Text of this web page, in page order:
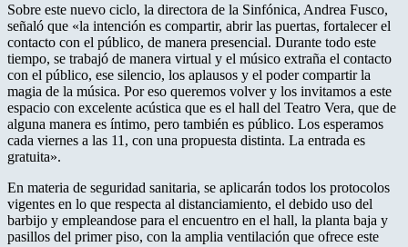
Sobre este nuevo ciclo, la directora de la Sinfónica, Andrea Fusco,
señaló que «la intención es compartir, abrir las puertas, fortalecer el
contacto con el público, de manera presencial. Durante todo este
tiempo, se trabajó de manera virtual y el músico extraña el contacto
con el público, ese silencio, los aplausos y el poder compartir la
magia de la música. Por eso queremos volver y los invitamos a este
espacio con excelente acústica que es el hall del Teatro Vera, que de
alguna manera es íntimo, pero también es público. Los esperamos
cada viernes a las 11, con una propuesta distinta. La entrada es
gratuita».
En materia de seguridad sanitaria, se aplicarán todos los protocolos
vigentes en lo que respecta al distanciamiento, el debido uso del
barbijo y empleandose para el encuentro en el hall, la planta baja y
pasillos del primer piso, con la amplia ventilación que ofrece este